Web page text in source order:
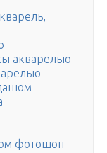
акварелью
фотошоп